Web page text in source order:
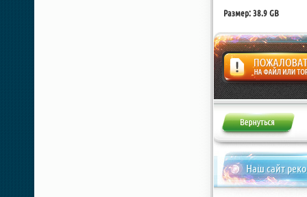
Размер: 38.9 GB
Жалоба
Наш сайт